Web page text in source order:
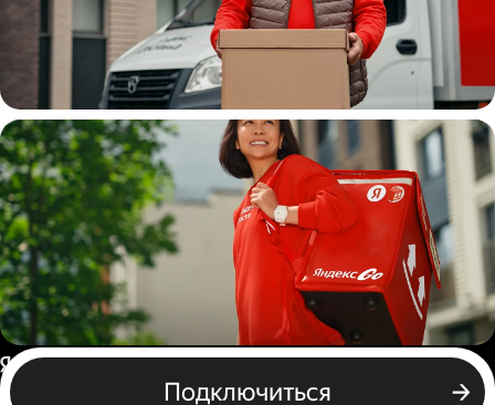
Водитель
грузовой машины
Пеший курьер
Подключиться
Россия